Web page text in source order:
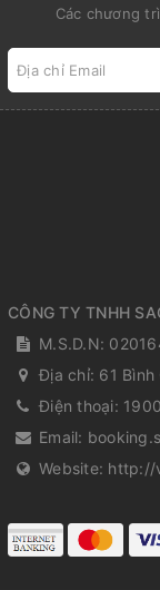
Các chương
CÔNG TY TNHH
M.S.D.N:
Địa chỉ: 61 Bình
Điện thoại:
Email:
Website: http://